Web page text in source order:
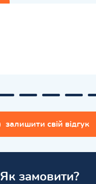
залишити свій відгук
Як замовити?